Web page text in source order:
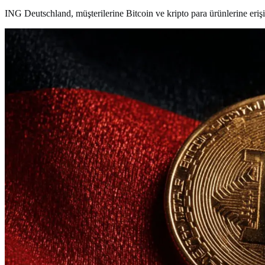
ING Deutschland, müşterilerine Bitcoin ve kripto para ürünlerine